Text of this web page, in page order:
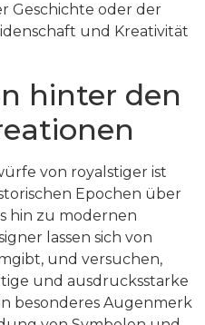
Geschichte oder der
und Kreativität
hinter den
von royalstiger ist
Epochen über
hin zu modernen
lassen sich von
und versuchen,
und ausdrucksstarke
besonderes Augenmerk